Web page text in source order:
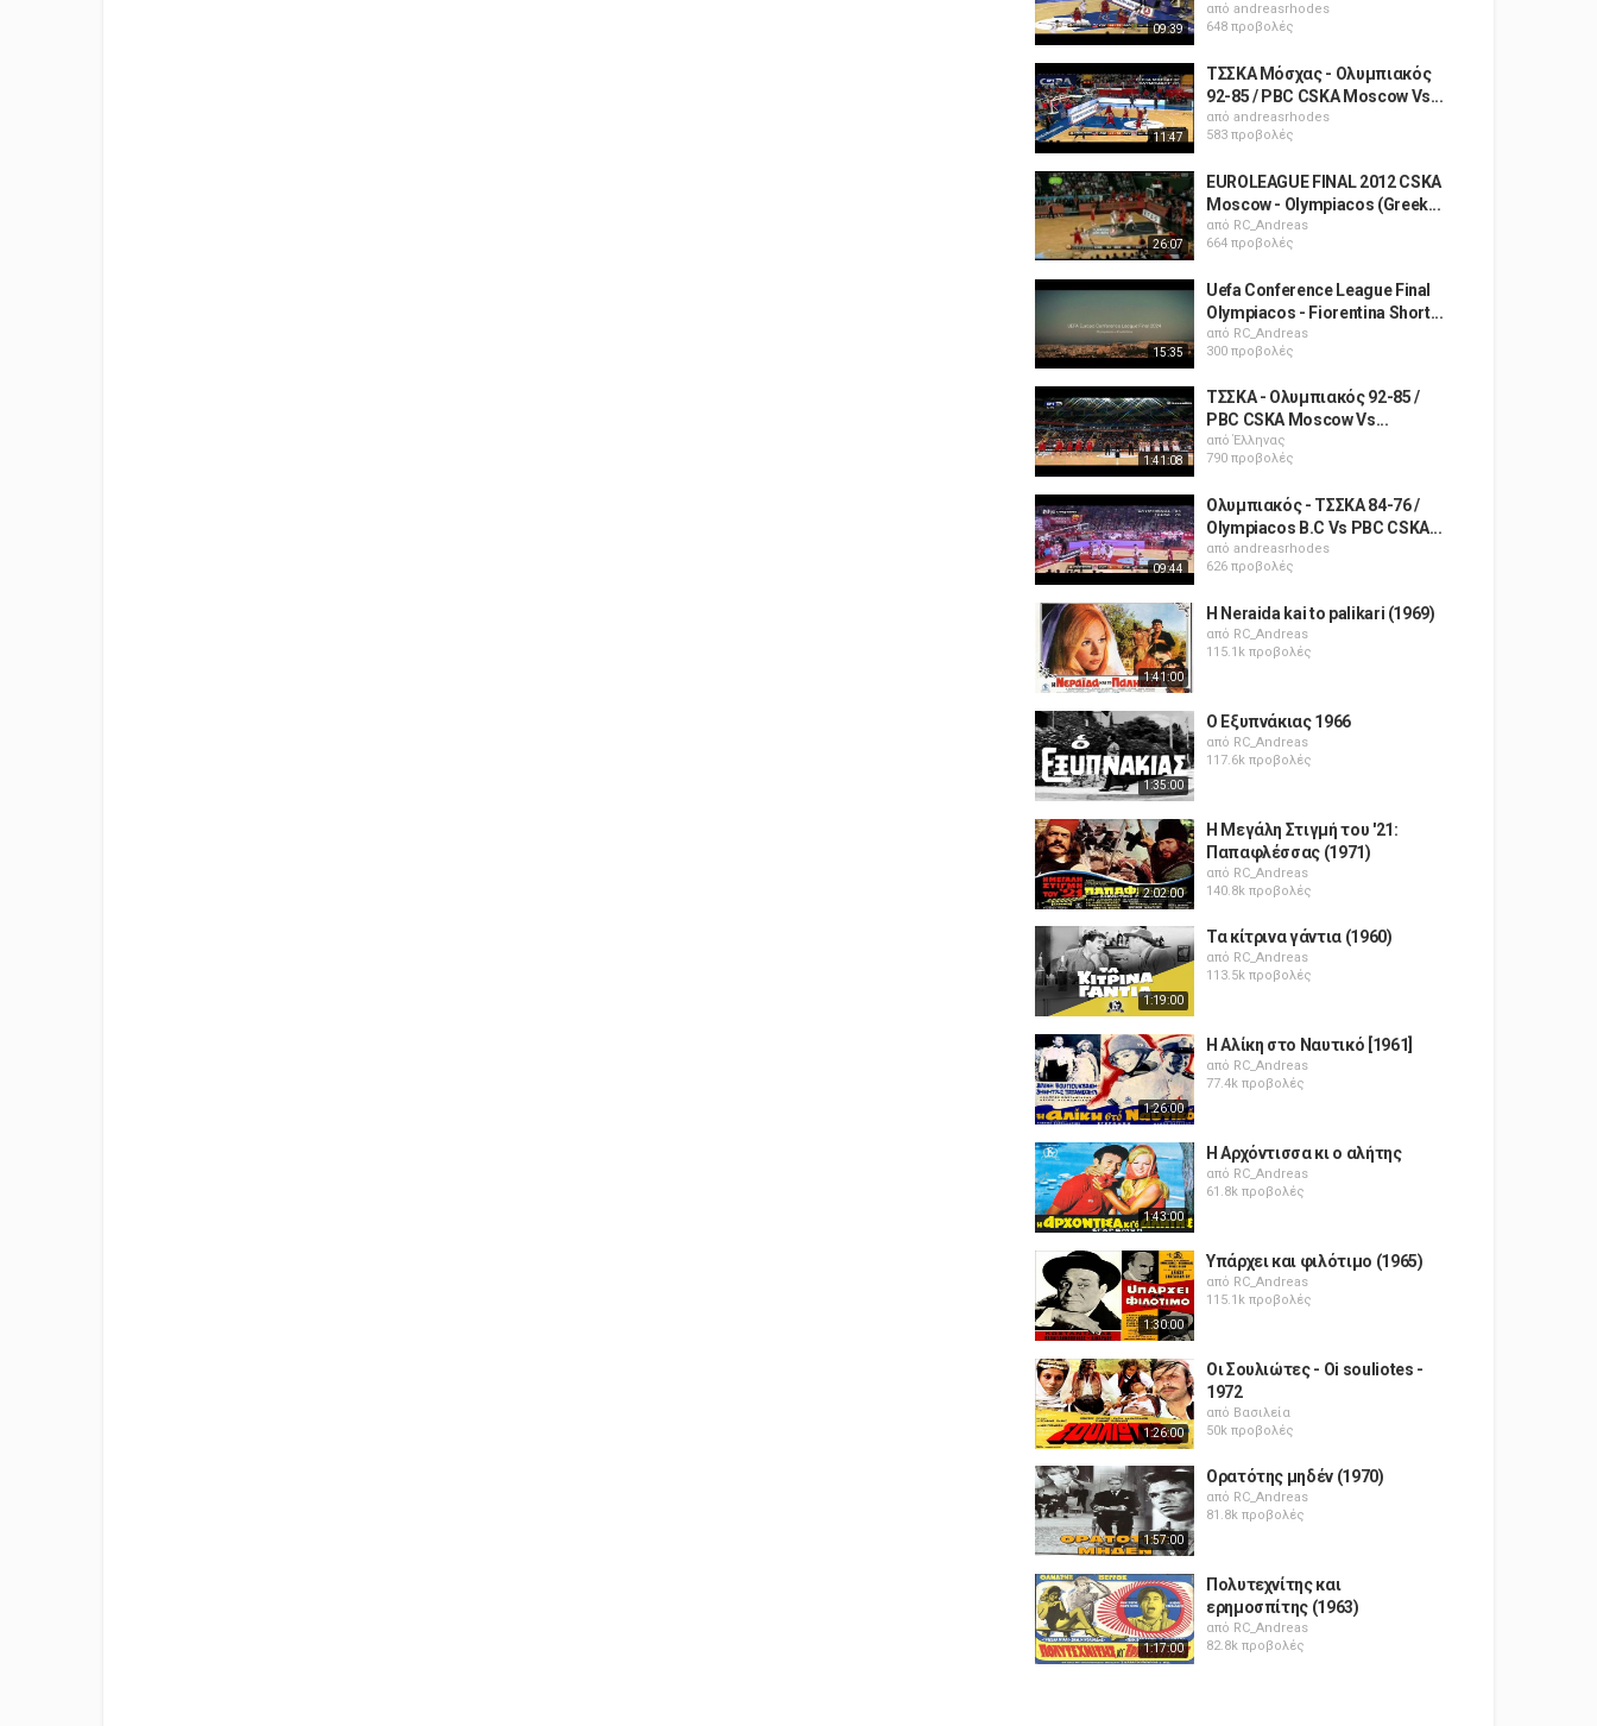
09:39
από andreasrhodes
648 προβολές
11:47
ΤΣΣΚΑ Μόσχας - Ολυμπιακός
92-85 / PBC CSKA Moscow Vs...
από andreasrhodes
583 προβολές
26:07
EUROLEAGUE FINAL 2012 CSKA
Moscow - Olympiacos (Greek...
από RC_Andreas
664 προβολές
15:35
Uefa Conference League Final
Olympiacos - Fiorentina Short...
από RC_Andreas
300 προβολές
1:41:08
ΤΣΣΚΑ - Ολυμπιακός 92-85 /
PBC CSKA Moscow Vs...
απόΈλληνας
790 προβολές
09:44
Ολυμπιακός - ΤΣΣΚΑ 84-76 /
Olympiacos B.C Vs PBC CSKA...
από andreasrhodes
626 προβολές
1:41:00
H Neraida kai to palikari (1969)
από RC_Andreas
115.1k προβολές
1:35:00
Ο Εξυπνάκιας 1966
από RC_Andreas
117.6k προβολές
2:02:00
Η Μεγάλη Στιγμή του '21:
Παπαφλέσσας (1971)
από RC_Andreas
140.8k προβολές
1:19:00
Τα κίτρινα γάντια (1960)
από RC_Andreas
113.5k προβολές
1:26:00
Η Αλίκη στο Ναυτικό [1961]
από RC_Andreas
77.4k προβολές
1:43:00
Η Αρχόντισσα κι ο αλήτης
από RC_Andreas
61.8k προβολές
1:30:00
Υπάρχει και φιλότιμο (1965)
από RC_Andreas
115.1k προβολές
1:26:00
Οι Σουλιώτες - Oi souliotes -
1972
από Βασιλεία
50k προβολές
1:57:00
Ορατότης μηδέν (1970)
από RC_Andreas
81.8k προβολές
1:17:00
Πολυτεχνίτης και
ερημοσπίτης (1963)
από RC_Andreas
82.8k προβολές